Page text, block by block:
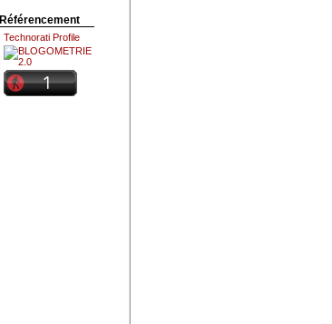
Référencement
Technorati Profile